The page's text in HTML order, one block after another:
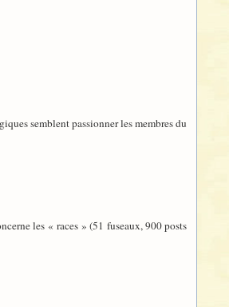
semblent passionner les membres du
les « races » (51 fuseaux, 900 posts